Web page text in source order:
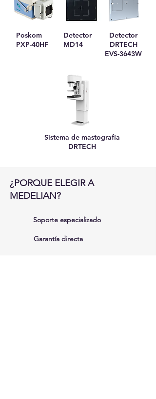
Poskom
PXP-40HF
Detector
MD14
Detector
DRTECH
EVS-3643W
Sistema de mastografía
DRTECH
¿PORQUE ELEGIR A
MEDELIAN?
Soporte especializado
Garantía directa